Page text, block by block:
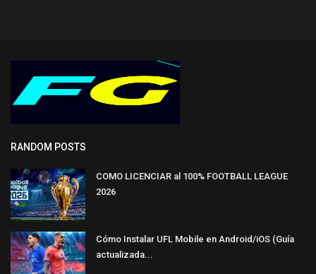
RANDOM POSTS
COMO LICENCIAR al 100% FOOTBALL LEAGUE
2026
Cómo Instalar UFL Mobile en Android/iOS (Guía
actualizada...